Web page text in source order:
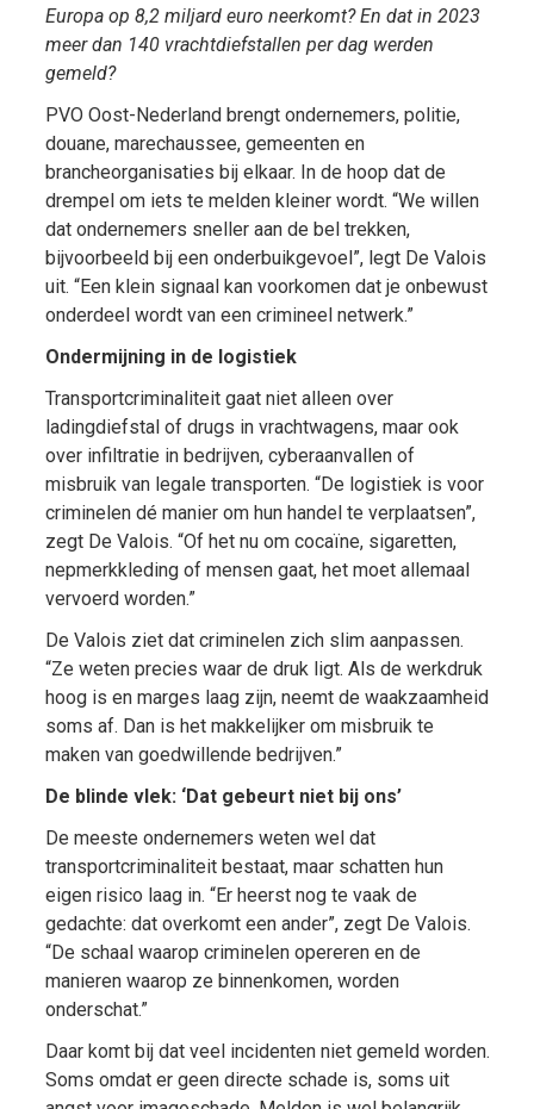
Europa op 8,2 miljard euro neerkomt? En dat in 2023
meer dan 140 vrachtdiefstallen per dag werden
gemeld?
PVO Oost-Nederland brengt ondernemers, politie,
douane, marechaussee, gemeenten en
brancheorganisaties bij elkaar. In de hoop dat de
drempel om iets te melden kleiner wordt. “We willen
dat ondernemers sneller aan de bel trekken,
bijvoorbeeld bij een onderbuikgevoel”, legt De Valois
uit. “Een klein signaal kan voorkomen dat je onbewust
onderdeel wordt van een crimineel netwerk.”
Ondermijning in de logistiek
Transportcriminaliteit gaat niet alleen over
ladingdiefstal of drugs in vrachtwagens, maar ook
over infiltratie in bedrijven, cyberaanvallen of
misbruik van legale transporten. “De logistiek is voor
criminelen dé manier om hun handel te verplaatsen”,
zegt De Valois. “Of het nu om cocaïne, sigaretten,
nepmerkkleding of mensen gaat, het moet allemaal
vervoerd worden.”
De Valois ziet dat criminelen zich slim aanpassen.
“Ze weten precies waar de druk ligt. Als de werkdruk
hoog is en marges laag zijn, neemt de waakzaamheid
soms af. Dan is het makkelijker om misbruik te
maken van goedwillende bedrijven.”
De blinde vlek: ‘Dat gebeurt niet bij ons’
De meeste ondernemers weten wel dat
transportcriminaliteit bestaat, maar schatten hun
eigen risico laag in. “Er heerst nog te vaak de
gedachte: dat overkomt een ander”, zegt De Valois.
“De schaal waarop criminelen opereren en de
manieren waarop ze binnenkomen, worden
onderschat.”
Daar komt bij dat veel incidenten niet gemeld worden.
Soms omdat er geen directe schade is, soms uit